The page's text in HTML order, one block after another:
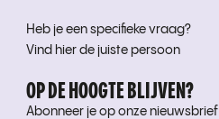
Heb je een specifieke vraag?
Vind hier de juiste persoon
OP DE HOOGTE BLIJVEN?
Abonneer je op onze nieuwsbrief